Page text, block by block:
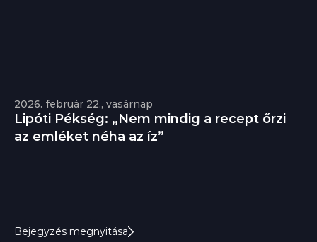
2026. február 22., vasárnap
Lipóti Pékség: „Nem mindig a recept őrzi
az emléket néha az íz”
Bejegyzés megnyitása